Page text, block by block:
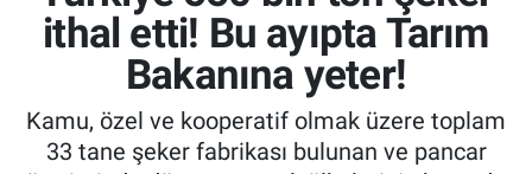
ithal etti! Bu ayıpta Tarım
Bakanına yeter!
Kamu, özel ve kooperatif olmak üzere toplam
33 tane şeker fabrikası bulunan ve pancar
TZOB
Tarım Kredi Kooperatifleri
Pankobirlik
Haber Arşivi